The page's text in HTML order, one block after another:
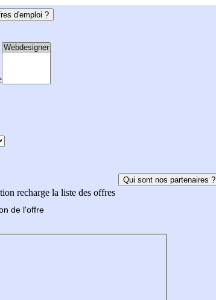
d'emploi ?
recharge la liste des offres
Qui sont nos partenaires ?
de l'offre